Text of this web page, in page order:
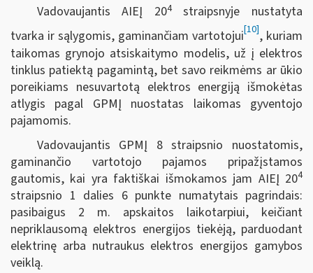
Vadovaujantis AIEĮ 204straipsnyje nustatyta
tvarka ir sąlygomis, gaminančiam vartotojui[10], kuriam
taikomas grynojo atsiskaitymo modelis, už į elektros
tinklus patiektą pagamintą, bet savo reikmėms ar ūkio
poreikiams nesuvartotą elektros energiją išmokėtas
atlygis pagal GPMĮ nuostatas laikomas gyventojo
pajamomis.
Vadovaujantis GPMĮ 8 straipsnio nuostatomis,
gaminančio vartotojo pajamos pripažįstamos
gautomis, kai yra faktiškai išmokamos jam AIEĮ 204
straipsnio 1 dalies 6 punkte numatytais pagrindais:
pasibaigus 2 m. apskaitos laikotarpiui, keičiant
nepriklausomą elektros energijos tiekėją, parduodant
elektrinę arba nutraukus elektros energijos gamybos
veiklą.